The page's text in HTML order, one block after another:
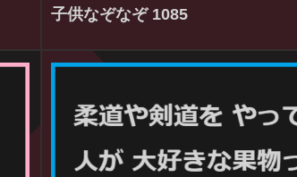
子供なぞなぞ 1085